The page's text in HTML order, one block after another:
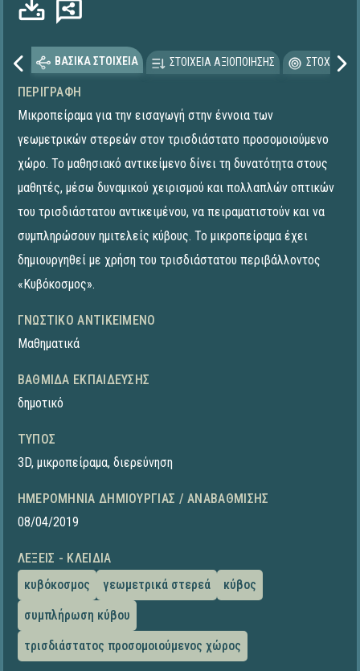
ΒΑΣΙΚΑ ΣΤΟΙΧΕΙΑ ΣΤΟΙΧΕΙΑ ΑΞΙΟΠΟΙΗΣΗΣ
ΠΕΡΙΓΡΑΦΉ
Μικροπείραμα για την εισαγωγή στην έννοια των
γεωμετρικών στερεών στον τρισδιάστατο προσομοιούμενο
χώρο. Το μαθησιακό αντικείμενο δίνει τη δυνατότητα στους
μαθητές, μέσω δυναμικού χειρισμού και πολλαπλών οπτικών
του τρισδιάστατου αντικειμένου, να πειραματιστούν και να
συμπληρώσουν ημιτελείς κύβους. To μικροπείραμα έχει
δημιουργηθεί με χρήση του τρισδιάστατου περιβάλλοντος
«Κυβόκοσμος».
ΓΝΩΣΤΙΚΌ ΑΝΤΙΚΕΊΜΕΝΟ
Μαθηματικά
ΒΑΘΜΊΔΑ ΕΚΠΑΊΔΕΥΣΗΣ
δημοτικό
ΤΎΠΟΣ
3D, μικροπείραμα, διερεύνηση
ΗΜΕΡΟΜΗΝΊΑ ΔΗΜΙΟΥΡΓΊΑΣ / ΑΝΑΒΆΘΜΙΣΗΣ
08/04/2019
ΛΈΞΕΙΣ - ΚΛΕΙΔΙΆ
κυβόκοσμος
γεωμετρικά στερεά
κύβος
συμπλήρωση κύβου
τρισδιάστατος προσομοιούμενος χώρος